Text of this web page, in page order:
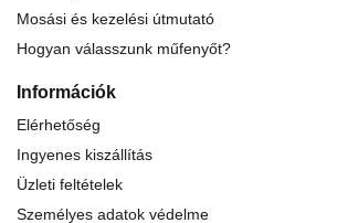
Mosási és kezelési útmutató
Hogyan válasszunk műfenyőt?
Információk
Elérhetőség
Ingyenes kiszállítás
Üzleti feltételek
Személyes adatok védelme